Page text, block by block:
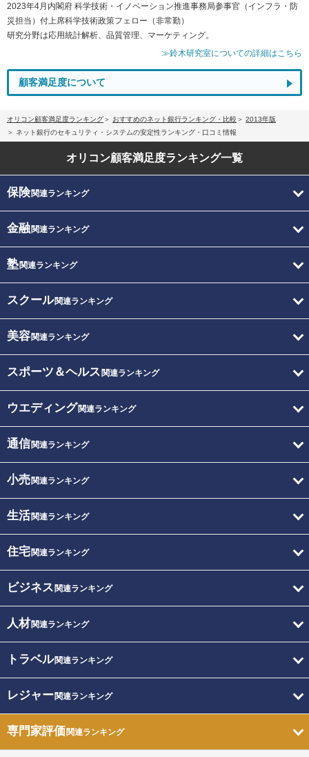
2023年4月内閣府 科学技術・イノベーション推進事務局参事官（インフラ・防
災担当）付上席科学技術政策フェロー（非常勤）
研究分野は応用統計解析、品質管理、マーケティング。
≫鈴木研究室についての詳細はこちら
顧客満足度について
オリコン顧客満足度ランキング おすすめのネット銀行ランキング・比較
2013年版
ネット銀行のセキュリティ・システムの安定性ランキング・口コミ情報
オリコン顧客満足度ランキング一覧
保険関連ランキング
金融関連ランキング
塾関連ランキング
スクール関連ランキング
美容関連ランキング
スポーツ＆ヘルス 関連ランキング
ウエディング関連ランキング
通信関連ランキング
小売関連ランキング
生活関連ランキング
住宅関連ランキング
ビジネス 関連ランキング
人材関連ランキング
トラベル関連ランキング
レジャー関連ランキング
専門家評価関連ランキング